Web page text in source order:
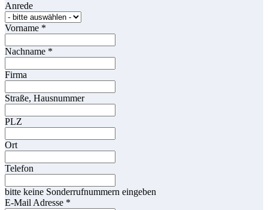
Anrede
Vorname *
Nachname *
Firma
Straße, Hausnummer
PLZ
Ort
Telefon
bitte keine Sonderrufnummern eingeben
E-Mail Adresse *